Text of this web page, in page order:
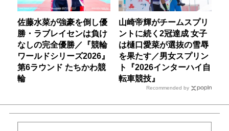
佐藤水菜が強豪を倒し優
勝・ラブレイセンは負け
なしの完全優勝／『競輪
ワールドシリーズ2026』
第6ラウンド たちかわ競
輪
山崎帝輝がチームスプリ
ントに続く2冠達成 女子
は樋口愛菜が選抜の雪辱
を果たす／男女スプリン
ト『2026インターハイ自
転車競技』
Recommended by